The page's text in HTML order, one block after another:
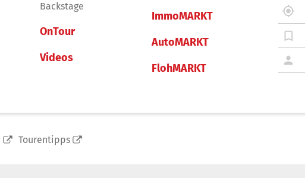
Backstage
OnTour
Videos
ImmoMARKT
AutoMARKT
FlohMARKT
Tourentipps